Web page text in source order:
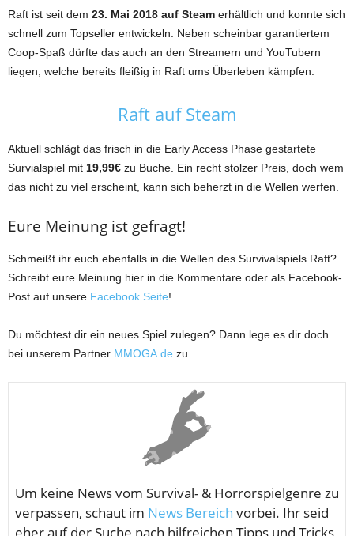
Raft ist seit dem 23. Mai 2018 auf Steam erhältlich und konnte sich
schnell zum Topseller entwickeln. Neben scheinbar garantiertem
Coop-Spaß dürfte das auch an den Streamern und YouTubern
liegen, welche bereits fleißig in Raft ums Überleben kämpfen.
Raft auf Steam
Aktuell schlägt das frisch in die Early Access Phase gestartete
Survialspiel mit 19,99€ zu Buche. Ein recht stolzer Preis, doch wem
das nicht zu viel erscheint, kann sich beherzt in die Wellen werfen.
Eure Meinung ist gefragt!
Schmeißt ihr euch ebenfalls in die Wellen des Survivalspiels Raft?
Schreibt eure Meinung hier in die Kommentare oder als Facebook-
Post auf unsere Facebook Seite!
Du möchtest dir ein neues Spiel zulegen? Dann lege es dir doch
bei unserem Partner MMOGA.de zu.
Um keine News vom Survival- & Horrorspielgenre zu
verpassen, schaut im News Bereich vorbei. Ihr seid